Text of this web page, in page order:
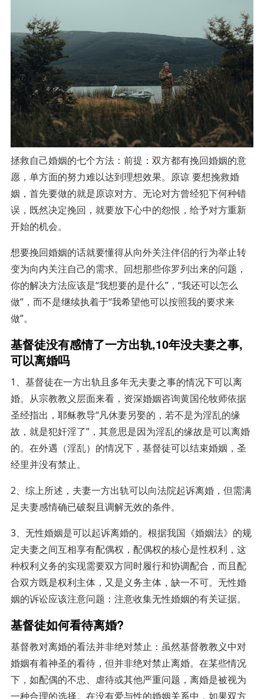
拯救自己婚姻的七个方法：前提：双方都有挽回婚姻的意
愿，单方面的努力难以达到理想效果。原谅 要想挽救婚
姻，首先要做的就是原谅对方。无论对方曾经犯下何种错
误，既然决定挽回，就要放下心中的怨恨，给予对方重新
开始的机会。
想要挽回婚姻的话就要懂得从向外关注伴侣的行为举止转
变为向内关注自己的需求。回想那些你罗列出来的问题，
你的解决方法应该是“我想要的是什么”，“我还可以怎么
做”，而不是继续执着于“我希望他可以按照我的要求来
做”。
基督徒没有感情了一方出轨,10年没夫妻之事,
可以离婚吗
1、基督徒在一方出轨且多年无夫妻之事的情况下可以离
婚。从宗教教义层面来看，资深婚姻咨询黄国伦牧师依据
圣经指出，耶稣教导“凡休妻另娶的，若不是为淫乱的缘
故，就是犯奸淫了”，其意思是因为淫乱的缘故是可以离婚
的。在外遇（淫乱）的情况下，基督徒可以结束婚姻，圣
经里并没有禁止。
2、综上所述，夫妻一方出轨可以向法院起诉离婚，但需满
足夫妻感情确已破裂且调解无效的条件。
3、无性婚姻是可以起诉离婚的。根据我国《婚姻法》的规
定夫妻之间互相享有配偶权，配偶权的核心是性权利，这
种权利义务的实现需要双方同时履行和协调配合，而且配
合双方既是权利主体，又是义务主体，缺一不可。无性婚
姻的诉讼应该注意问题：注意收集无性婚姻的有关证据。
基督徒如何看待离婚?
基督教对离婚的看法并非绝对禁止：虽然基督教教义中对
婚姻有着神圣的看待，但并非绝对禁止离婚。在某些情况
下，如配偶的不忠、虐待或其他严重问题，离婚是被视为
一种合理的选择。在没有爱与性的婚姻关系中，如果双方